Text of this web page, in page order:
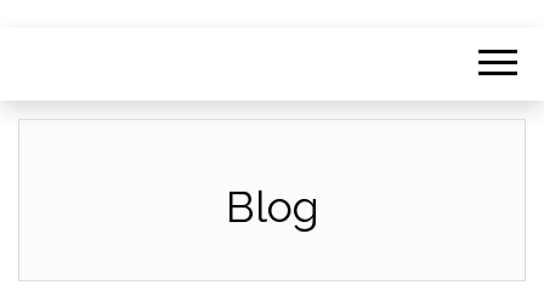
Blog